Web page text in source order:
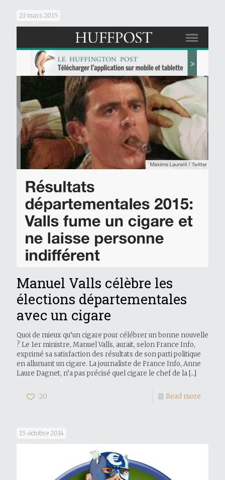
23 mars 2015
Manuel Valls célèbre les
élections départementales
avec un cigare
Quoi de mieux qu’un cigare pour célébrer un bonne nouvelle
? Le 1er ministre, Manuel Valls, aurait, selon France Info,
exprimé sa satisfaction des résultats de son parti politique
en allumant un cigare. La journaliste de France Info, Anne
Laure Dagnet, n’a pas précisé quel cigare le chef de la […]
20 Read more
15 octobre 2014